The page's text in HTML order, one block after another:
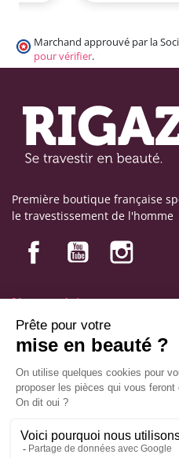
Marchand approuvé par la
pour vérifier.
Première boutique française
le travestissement de l'homme
Nos produits
Nos engagements
Informations
Mentions légales
© Copyright Labophyto
Tous droits réservés